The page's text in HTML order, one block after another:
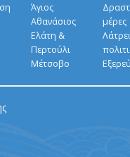
Άγιος
Αθανάσιος
Ελάτη &
Περτούλι
Μέτσοβο
μέρες